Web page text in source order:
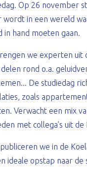
Op 26 november
wordt in een wereld
in hand moeten gaan.
we experten uit
rond o.a.
De studiedag
zoals
Verwacht een mix
met collega’s uit de
we in de
ideale opstap naar de